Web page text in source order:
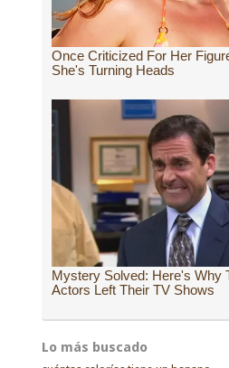
Lo más buscado